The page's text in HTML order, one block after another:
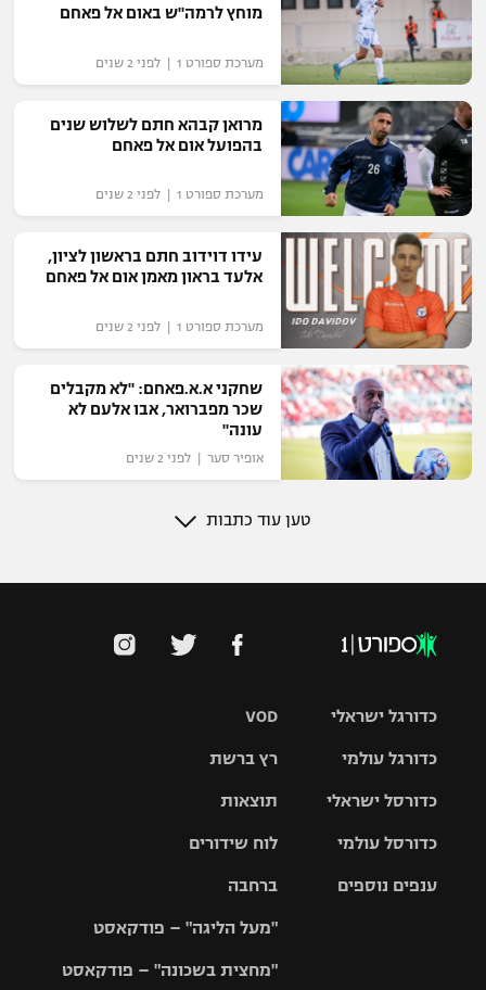
מוחץ לרמה"ש באום אל פאחם
מערכת ספורט 1 | לפני 2 שנים
מרואן קבהא חתם לשלוש שנים
בהפועל אום אל פאחם
מערכת ספורט 1 | לפני 2 שנים
עידו דוידוב חתם בראשון לציון,
אלעד בראון מאמן אום אל פאחם
מערכת ספורט 1 | לפני 2 שנים
שחקני א.א.פאחם: "לא מקבלים
שכר מפברואר, אבו אלעם לא
עונה"
אופיר סער | לפני 2 שנים
טען עוד כתבות
VOD
רץ ברשת
תוצאות
לוח שידורים
ברחבה
"מעל הליגה" – פודקאסט
"מחצית בשכונה" – פודקאסט
כדורגל ישראלי
גביע הטוטו
כדורגל עולמי
האלופות
ליגה
כדורסל ישראלי
סל
כדורסל עולמי
ענפים נוספים